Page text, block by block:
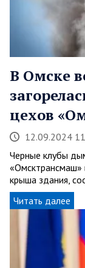
В Омске
цехов
12.09.2024
Черные клубы
«Омсктрансмаш»
крыша здания,
Читать далее